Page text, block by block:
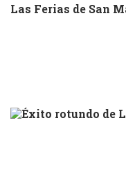
Las Ferias de San